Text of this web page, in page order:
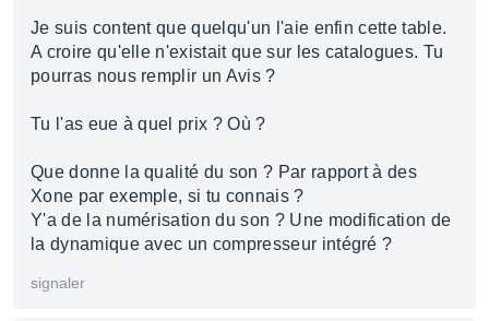
Je suis content que quelqu'un l'aie enfin cette table.
A croire qu'elle n'existait que sur les catalogues. Tu
pourras nous remplir un Avis ?
Tu l'as eue à quel prix ? Où ?
Que donne la qualité du son ? Par rapport à des
Xone par exemple, si tu connais ?
Y'a de la numérisation du son ? Une modification de
la dynamique avec un compresseur intégré ?
signaler